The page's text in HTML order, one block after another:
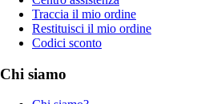
Traccia il mio ordine
Restituisci il mio ordine
Codici sconto
Chi siamo